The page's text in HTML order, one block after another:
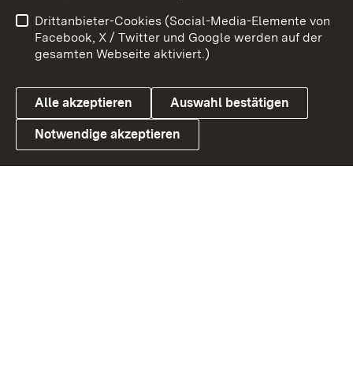
Link zum Landesportal
Benutzungshinweise
Barrierefreiheit
Datenschutz
Cookies
Drittanbieter-Cookies (Social-Media-Elemente von
Facebook, X / Twitter und Google werden auf der
gesamten Webseite aktiviert.)
Alle akzeptieren Auswahl bestätigen
Notwendige akzeptieren